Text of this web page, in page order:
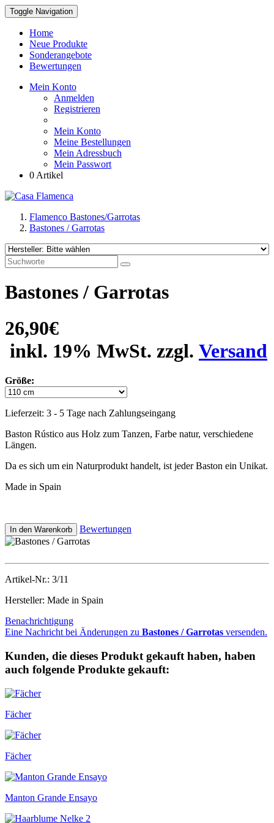
Toggle Navigation
Home
Neue Produkte
Sonderangebote
Bewertungen
Mein Konto
Anmelden
Registrieren
Mein Konto
Meine Bestellungen
Mein Adressbuch
Mein Passwort
0 Artikel
Flamenco Bastones/Garrotas
Bastones / Garrotas
Bastones / Garrotas
26,90€
inkl. 19% MwSt. zzgl. Versand
Größe:
Lieferzeit: 3 - 5 Tage nach Zahlungseingang
Baston Rústico aus Holz zum Tanzen, Farbe natur, verschiedene
Längen.
Da es sich um ein Naturprodukt handelt, ist jeder Baston ein Unikat.
Made in Spain
In den Warenkorb Bewertungen
Artikel-Nr.: 3/11
Hersteller: Made in Spain
Benachrichtigung
Eine Nachricht bei Änderungen zu Bastones / Garrotas versenden.
Kunden, die dieses Produkt gekauft haben, haben
auch folgende Produkte gekauft:
Fächer
Fächer
Manton Grande Ensayo